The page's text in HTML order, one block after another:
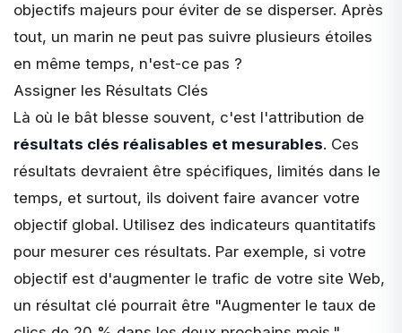
objectifs majeurs pour éviter de se disperser. Après
tout, un marin ne peut pas suivre plusieurs étoiles
en même temps, n'est-ce pas ?
Assigner les Résultats Clés
Là où le bât blesse souvent, c'est l'attribution de
résultats clés réalisables et mesurables. Ces
résultats devraient être spécifiques, limités dans le
temps, et surtout, ils doivent faire avancer votre
objectif global. Utilisez des indicateurs quantitatifs
pour mesurer ces résultats. Par exemple, si votre
objectif est d'augmenter le trafic de votre site Web,
un résultat clé pourrait être "Augmenter le taux de